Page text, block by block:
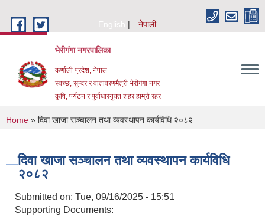
English
नेपाली
भेरीगंगा नगरपालिका
कर्णाली प्रदेश, नेपाल
स्वच्छ, सुन्दर र वातावरणमैत्री भेरीगंगा नगर
कृषि, पर्यटन र पुर्वाधारयुक्त शहर हाम्रो रहर
You are here
Home » दिवा खाजा सञ्चालन तथा व्यवस्थापन कार्यविधि २०८२
दिवा खाजा सञ्चालन तथा व्यवस्थापन कार्यविधि
२०८२
Submitted on: Tue, 09/16/2025 - 15:51
Supporting Documents: